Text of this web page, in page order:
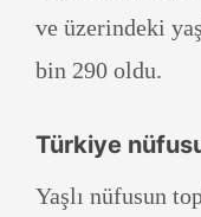
ve üzerindeki
bin 290 oldu.
Türkiye
Yaşlı nüfusun